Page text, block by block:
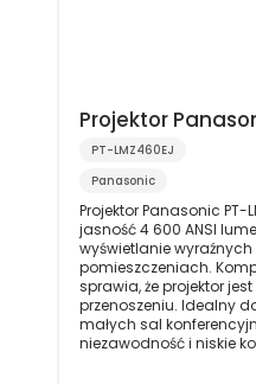
Projektor
PT-LMZ460EJ
Panasonic
Projektor Panasonic PT-
jasność 4 600 ANSI
wyświetlanie
pomieszczeniach.
sprawia, że projektor
przenoszeniu. Idealny
małych sal
niezawodność i niskie